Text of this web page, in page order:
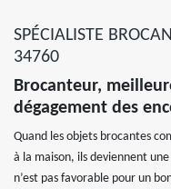
SPÉCIALISTE
34760
Brocanteur,
dégagement des
Quand les objets brocantes
à la maison, ils deviennent
n’est pas favorable pour un